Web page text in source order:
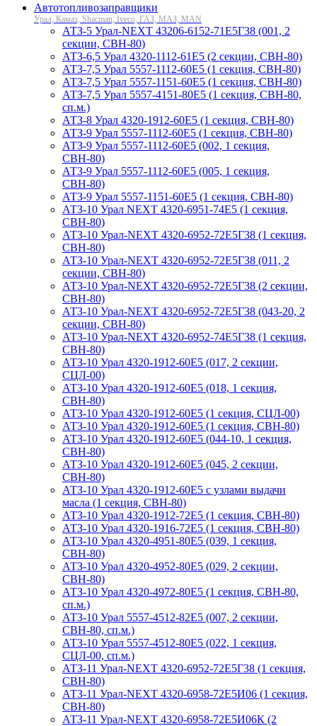
Автотопливозаправщики
Урал, Камаз, Shacman, Iveco, ГАЗ, МАЗ, MAN
АТЗ-5 Урал-NEXT 43206-6152-71Е5Г38 (001, 2
секции, СВН-80)
АТЗ-6,5 Урал 4320-1112-61Е5 (2 секции, СВН-80)
АТЗ-7,5 Урал 5557-1112-60Е5 (1 секция, СВН-80)
АТЗ-7,5 Урал 5557-1151-60Е5 (1 секция, СВН-80)
АТЗ-7,5 Урал 5557-4151-80Е5 (1 секция, СВН-80,
сп.м.)
АТЗ-8 Урал 4320-1912-60Е5 (1 секция, СВН-80)
АТЗ-9 Урал 5557-1112-60Е5 (1 секция, СВН-80)
АТЗ-9 Урал 5557-1112-60Е5 (002, 1 секция,
СВН-80)
АТЗ-9 Урал 5557-1112-60Е5 (005, 1 секция,
СВН-80)
АТЗ-9 Урал 5557-1151-60Е5 (1 секция, СВН-80)
АТЗ-10 Урал NEXT 4320-6951-74Е5 (1 секция,
СВН-80)
АТЗ-10 Урал-NEXT 4320-6952-72Е5Г38 (1 секция,
СВН-80)
АТЗ-10 Урал-NEXT 4320-6952-72Е5Г38 (011, 2
секции, СВН-80)
АТЗ-10 Урал-NEXT 4320-6952-72Е5Г38 (2 секции,
СВН-80)
АТЗ-10 Урал-NEXT 4320-6952-72Е5Г38 (043-20, 2
секции, СВН-80)
АТЗ-10 Урал-NEXT 4320-6952-74Е5Г38 (1 секция,
СВН-80)
АТЗ-10 Урал 4320-1912-60Е5 (017, 2 секции,
СЦЛ-00)
АТЗ-10 Урал 4320-1912-60Е5 (018, 1 секция,
СВН-80)
АТЗ-10 Урал 4320-1912-60Е5 (1 секция, СЦЛ-00)
АТЗ-10 Урал 4320-1912-60Е5 (1 секция, СВН-80)
АТЗ-10 Урал 4320-1912-60Е5 (044-10, 1 секция,
СВН-80)
АТЗ-10 Урал 4320-1912-60Е5 (045, 2 секции,
СВН-80)
АТЗ-10 Урал 4320-1912-60Е5 с узлами выдачи
масла (1 секция, СВН-80)
АТЗ-10 Урал 4320-1912-72Е5 (1 секция, СВН-80)
АТЗ-10 Урал 4320-1916-72Е5 (1 секция, СВН-80)
АТЗ-10 Урал 4320-4951-80Е5 (039, 1 секция,
СВН-80)
АТЗ-10 Урал 4320-4952-80Е5 (029, 2 секции,
СВН-80)
АТЗ-10 Урал 4320-4972-80Е5 (1 секция, СВН-80,
сп.м.)
АТЗ-10 Урал 5557-4512-82Е5 (007, 2 секции,
СВН-80, сп.м.)
АТЗ-10 Урал 5557-4512-80Е5 (022, 1 секция,
СЦЛ-00, сп.м.)
АТЗ-11 Урал-NEXT 4320-6952-72Е5Г38 (1 секция,
СВН-80)
АТЗ-11 Урал-NEXT 4320-6958-72Е5И06 (1 секция,
СВН-80)
АТЗ-11 Урал-NEXT 4320-6958-72Е5И06К (2